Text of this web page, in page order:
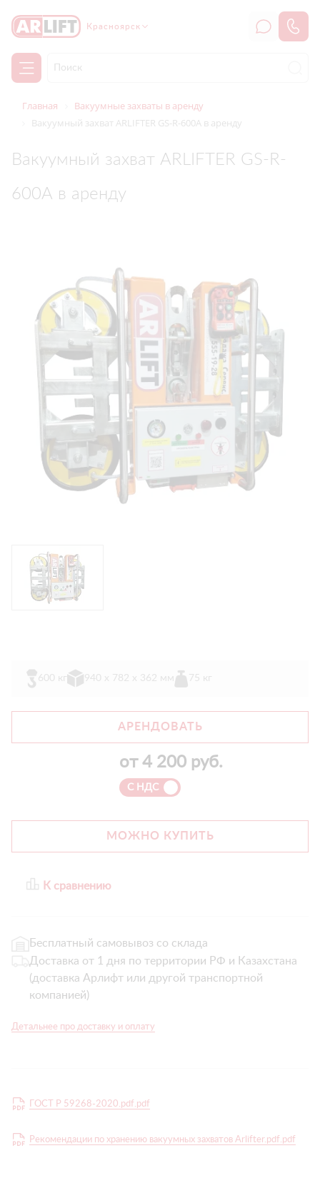
Красноярск
Главная
Вакуумные захваты в аренду
Вакуумный захват ARLIFTER GS-R-600А в аренду
Вакуумный захват ARLIFTER GS-R-
600А в аренду
600 кг 940 х 782 х 362 мм 75 кг
АРЕНДОВАТЬ
от 4 200 руб.
С НДС
МОЖНО КУПИТЬ
К сравнению
Бесплатный самовывоз со склада
Доставка от 1 дня по территории РФ и Казахстана
(доставка Арлифт или другой транспортной
компанией)
Детальнее про доставку и оплату
ГОСТ Р 59268-2020.pdf.pdf
Рекомендации по хранению вакуумных захватов Arlifter.pdf.pdf